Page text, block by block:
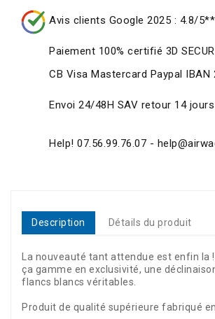
Avis clients Google 2025 : 4.8/
Paiement 100% certifié 3D
CB Visa Mastercard Paypal IBAN
Envoi 24/48H SAV retour 14 jours
Help! 07.56.99.76.07 -
Description Détails du produit
La nouveauté tant attendue est enfin la
ça gamme en exclusivité, une
flancs blancs véritables.
Produit de qualité supérieure fabriqué